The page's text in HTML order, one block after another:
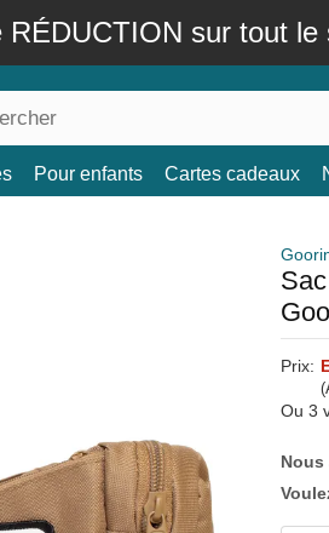
RÉDUCTION sur tout le
Pour enfants Cartes cadeaux
Prix:
Ou 3